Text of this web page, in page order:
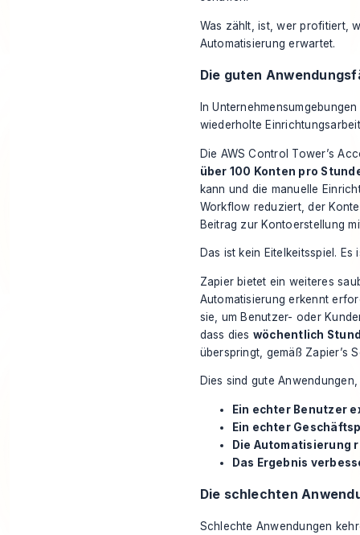
Was zählt, ist, wer profitiert,
Automatisierung erwartet.
Die guten
In
wiederholte
Die AWS Control Tower’s
über 100 Konten pro
kann und die manuelle
Workflow reduziert, der
Beitrag zur Kontoerstellung
Das ist kein Eitelkeitsspiel. Es
Zapier bietet ein weiteres
Automatisierung erkennt
sie, um Benutzer- oder
dass dies wöchentlich
überspringt, gemäß Zapier’s
Dies sind gute
Ein echter Benutzer
Ein echter
Die Automatisierung
Das Ergebnis
Die schlechten
Schlechte Anwendungen